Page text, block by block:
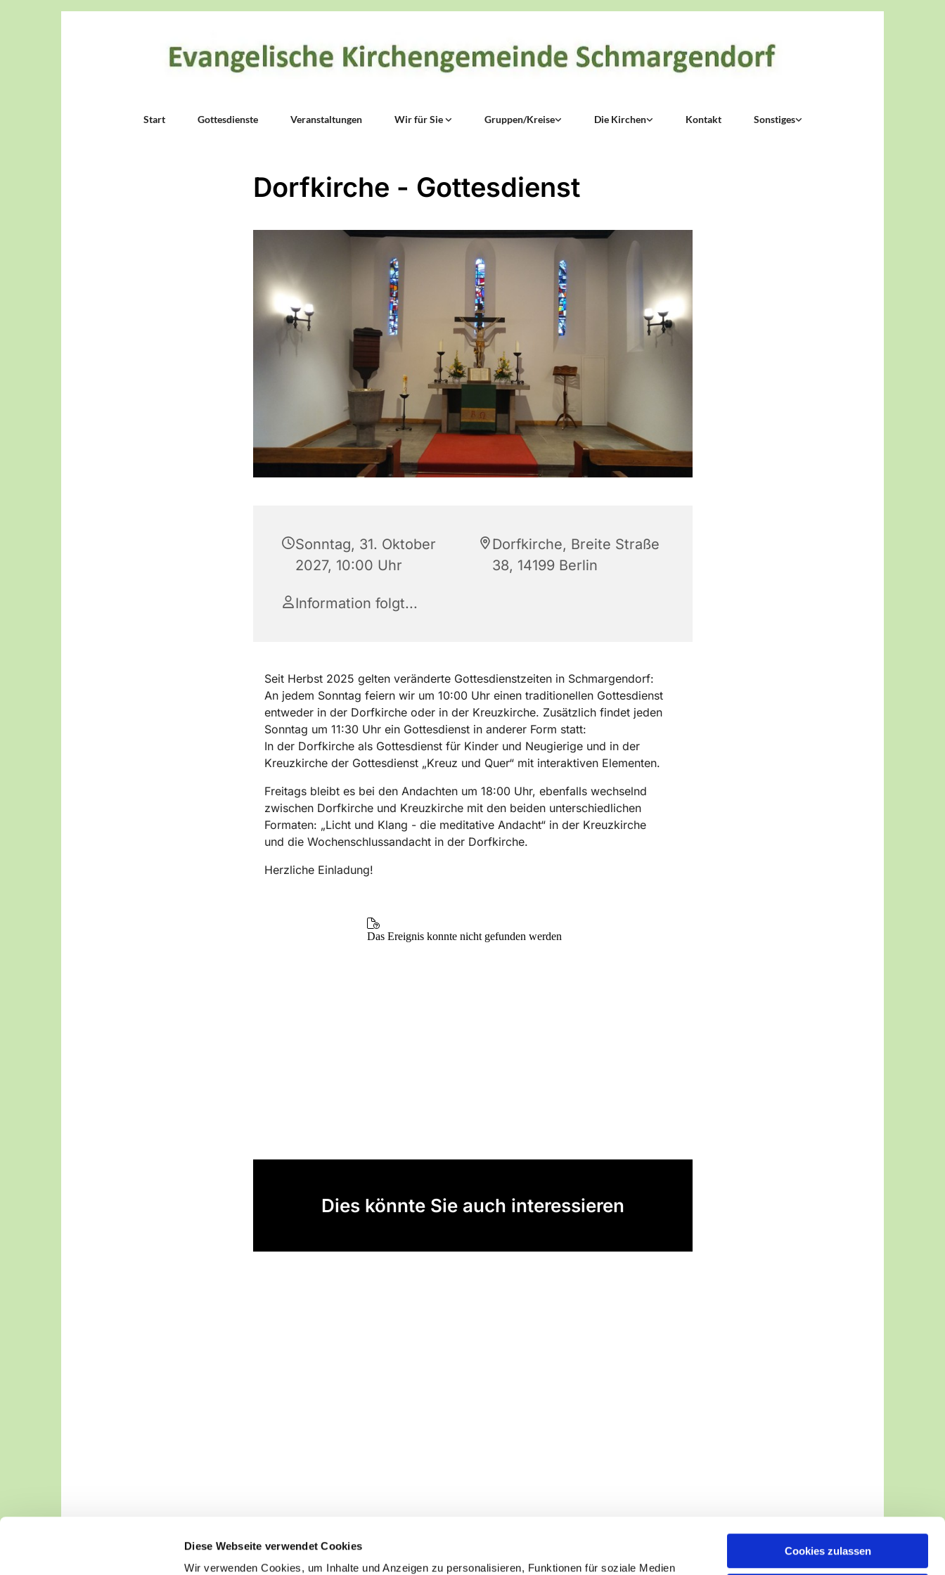
Diese Webseite verwendet Cookies
Wir verwenden Cookies, um Inhalte und Anzeigen zu personalisieren, Funktionen für soziale Medien
Cookies zulassen
Start Gottesdienste Veranstaltungen Wir für Sie Gruppen/Kreise Die Kirchen Kontakt Sonstiges
Dorfkirche - Gottesdienst
Sonntag, 31. Oktober
2027, 10:00 Uhr
Dorfkirche, Breite Straße
38, 14199 Berlin
Information folgt...
Seit Herbst 2025 gelten veränderte Gottesdienstzeiten in Schmargendorf:
An jedem Sonntag feiern wir um 10:00 Uhr einen traditionellen Gottesdienst
entweder in der Dorfkirche oder in der Kreuzkirche. Zusätzlich findet jeden
Sonntag um 11:30 Uhr ein Gottesdienst in anderer Form statt:
In der Dorfkirche als Gottesdienst für Kinder und Neugierige und in der
Kreuzkirche der Gottesdienst „Kreuz und Quer“ mit interaktiven Elementen.
Freitags bleibt es bei den Andachten um 18:00 Uhr, ebenfalls wechselnd
zwischen Dorfkirche und Kreuzkirche mit den beiden unterschiedlichen
Formaten: „Licht und Klang - die meditative Andacht“ in der Kreuzkirche
und die Wochenschlussandacht in der Dorfkirche.
Herzliche Einladung!
Dies könnte Sie auch interessieren